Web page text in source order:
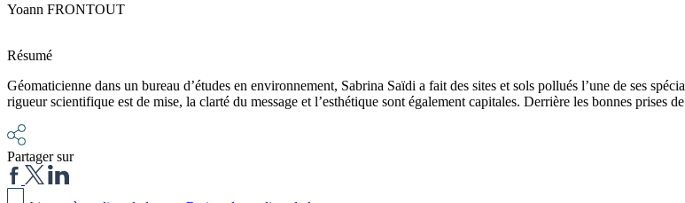
Yoann FRONTOUT
Résumé
Géomaticienne dans un bureau d’études en environnement, Sabrina Saïdi a fait des sites et sols pollués l’une de ses
rigueur scientifique est de mise, la clarté du message et l’esthétique sont également capitales. Derrière les bonnes prises
Partager sur